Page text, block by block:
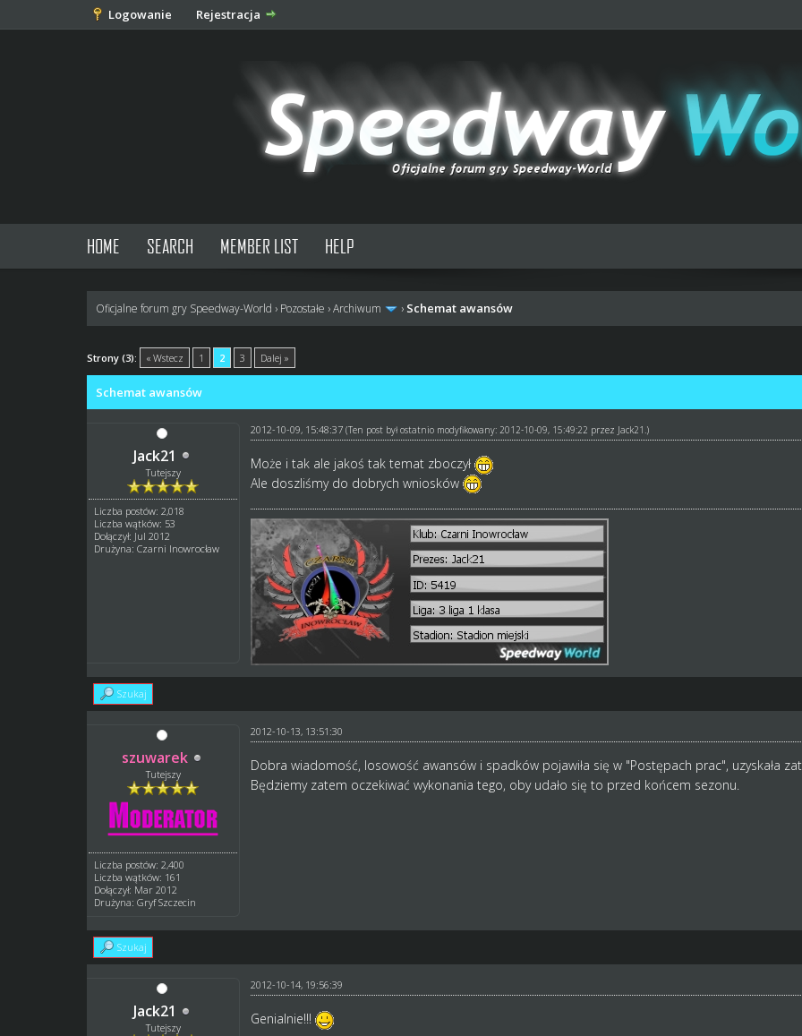
Logowanie Rejestracja
HOME SEARCH MEMBER LIST HELP
Oficjalne forum gry Speedway-World › Pozostałe ›Archiwum › Schemat awansów
Strony (3): « Wstecz 1 2 3 Dalej »
głosów - średnia: 0
Schemat awansów
Jack21
Tutejszy
Liczba postów: 2,018
Liczba wątków: 53
Dołączył: Jul 2012
Drużyna: Czarni Inowrocław
2012-10-09, 15:48:37 (Ten post był ostatnio modyfikowany: 2012-10-09, 15:49:22 przez Jack21 .)
Może i tak ale jakoś tak temat zboczył
Ale doszliśmy do dobrych wniosków
Szukaj
szuwarek
Tutejszy
Liczba postów: 2,400
Liczba wątków: 161
Dołączył: Mar 2012
Drużyna: Gryf Szczecin
2012-10-13, 13:51:30
Dobra wiadomość, losowość awansów i spadków pojawiła się w "Postępach prac", uzyskała
Będziemy zatem oczekiwać wykonania tego, oby udało się to przed końcem sezonu.
Szukaj
Jack21
Tutejszy
2012-10-14, 19:56:39
Genialnie!!!